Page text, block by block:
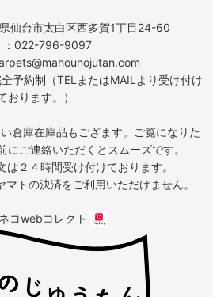
台市太白区西多賀1丁目24-60
：022-796-9097
予約制（TELまたはMAILより受け付け
おります。）
倉庫在庫品もござます。ご覧になりた
にご連絡いただくとスムーズです。
は２４時間受け付けております。
トの決済をご利用いただけません。